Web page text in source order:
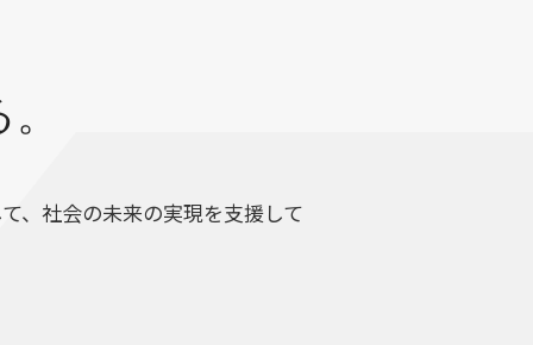
、社会の未来の実現を支援して